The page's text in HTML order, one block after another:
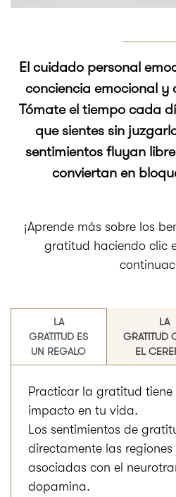
El cuidado personal
conciencia emocional
Tómate el tiempo cada
que sientes sin
sentimientos fluyan
conviertan en
¡Aprende más sobre los
gratitud haciendo clic
LA
GRATITUD ES
UN REGALO
LA
GRATITUD
EL
Practicar la gratitud tiene
impacto en tu vida.
Los sentimientos de
directamente las regiones
asociadas con el
dopamina.